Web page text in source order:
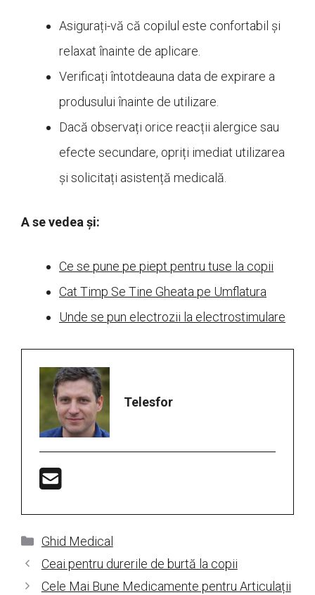
Asigurați-vă că copilul este confortabil și
relaxat înainte de aplicare.
Verificați întotdeauna data de expirare a
produsului înainte de utilizare.
Dacă observați orice reacții alergice sau
efecte secundare, opriți imediat utilizarea
și solicitați asistență medicală.
A se vedea și:
Ce se pune pe piept pentru tuse la copii
Cat Timp Se Tine Gheata pe Umflatura
Unde se pun electrozii la electrostimulare
Telesfor
Categorii
Ghid Medical
Ceai pentru durerile de burtă la copii
Cele Mai Bune Medicamente pentru Articulații